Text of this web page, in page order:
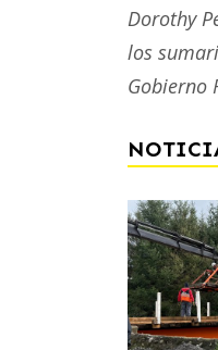
Dorothy
los
Gobierno